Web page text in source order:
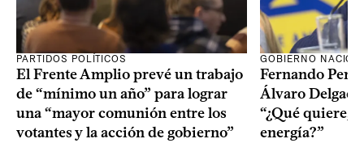
PARTIDOS POLÍTICOS
El Frente Amplio prevé un trabajo
de “mínimo un año” para lograr
una “mayor comunión entre los
votantes y la acción de gobierno”
GOBIERNO
Fernando
Álvaro
“¿Qué quiere,
energía?”